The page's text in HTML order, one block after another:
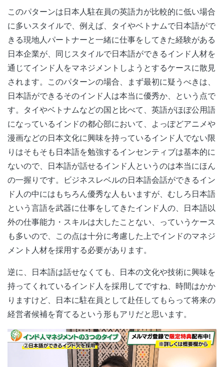
このパターンは日本人駐在員の英語力が比較的に低い場合
に多いスタイルで、例えば、タイやベトナムで日本語がで
きる現地人パートナーと一緒に仕事をしてきた経験がある
日本企業が、同じスタイルで日本語ができるインド人材を
通じてインド人をマネジメントしようとするケースに散見
されます。このパターンの場合、まず最初に疑うべきは、
日本語ができるそのインド人は本当に優秀か、という点で
す。タイやベトナムなどの国と比べて、英語がほぼ公用語
になっているインドの都心部において、よっぽどアニメや
漫画などの日本文化に興味を持っているインド人でない限
りはそもそも日本語を勉強するインセンティブは基本的に
ないので、日本語が話せるインド人というのは本当にほん
の一握りです。ビジネスレベルの日本語会話ができるイン
ド人の中にはもちろん優秀な人もいますが、むしろ日本語
という言語を武器に仕事をしてきたインド人の、日本語以
外の仕事能力・スキルは大したことない、っていうケース
も多いので、この点は十分に考慮した上でインドのマネジ
メント人材を採用する必要があります。
逆に、日本語は話せなくても、日本の文化や技術に興味を
持ってくれているインド人を採用してですね、時間はかか
りますけど、日本に駐在員として赴任してもらって将来の
経営者候補を育てるという形もアリだと思います。